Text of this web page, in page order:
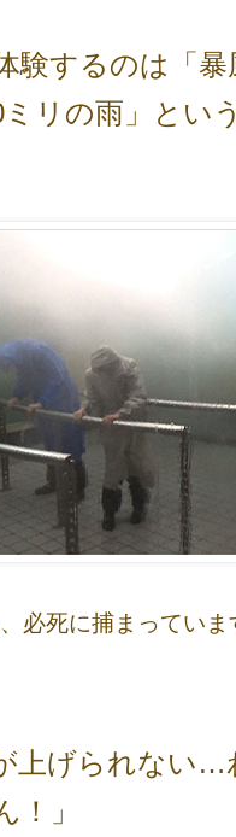
験するのは「暴
リの雨」とい
必死に捕まっていま
上げられない…
！」